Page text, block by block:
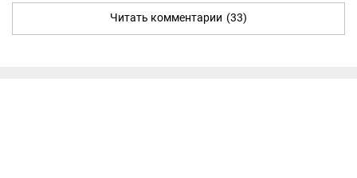
Читать комментарии (33)